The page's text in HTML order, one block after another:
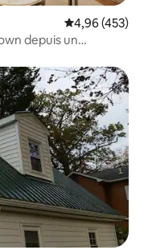
Évaluation
4,96 (453)
depuis un